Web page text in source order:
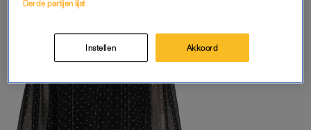
Derde partijen lijst
Instellen Akkoord